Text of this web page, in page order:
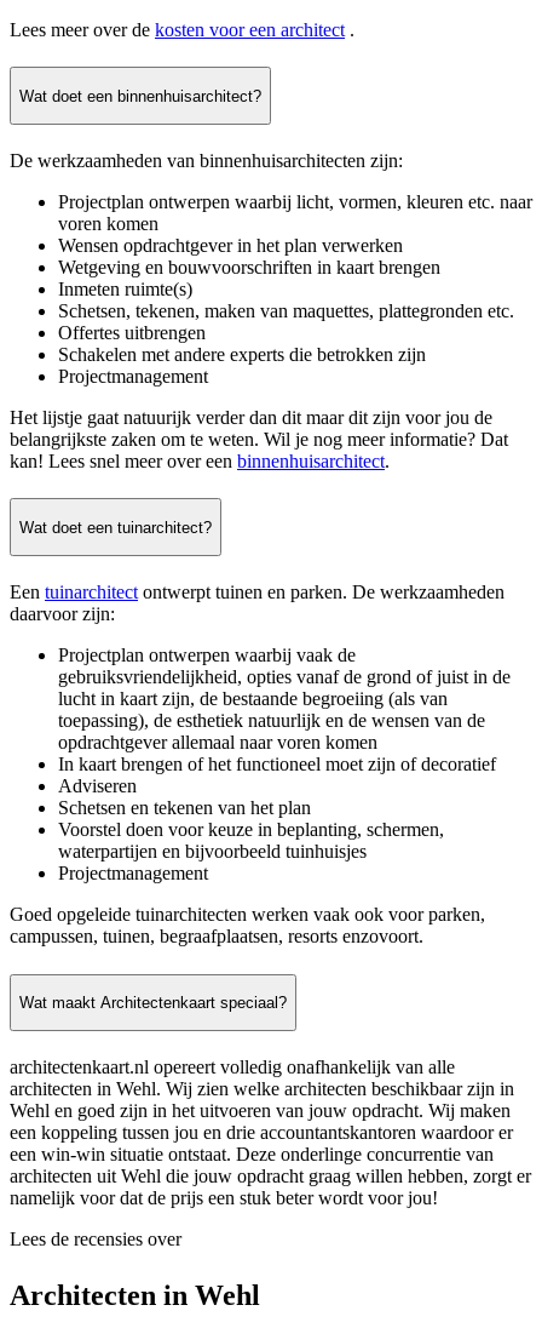
Lees meer over de kosten voor een architect .
Wat doet een binnenhuisarchitect?
De werkzaamheden van binnenhuisarchitecten zijn:
Projectplan ontwerpen waarbij licht, vormen, kleuren etc. naar
voren komen
Wensen opdrachtgever in het plan verwerken
Wetgeving en bouwvoorschriften in kaart brengen
Inmeten ruimte(s)
Schetsen, tekenen, maken van maquettes, plattegronden etc.
Offertes uitbrengen
Schakelen met andere experts die betrokken zijn
Projectmanagement
Het lijstje gaat natuurijk verder dan dit maar dit zijn voor jou de
belangrijkste zaken om te weten. Wil je nog meer informatie? Dat
kan! Lees snel meer over een binnenhuisarchitect.
Wat doet een tuinarchitect?
Een tuinarchitect ontwerpt tuinen en parken. De werkzaamheden
daarvoor zijn:
Projectplan ontwerpen waarbij vaak de
gebruiksvriendelijkheid, opties vanaf de grond of juist in de
lucht in kaart zijn, de bestaande begroeiing (als van
toepassing), de esthetiek natuurlijk en de wensen van de
opdrachtgever allemaal naar voren komen
In kaart brengen of het functioneel moet zijn of decoratief
Adviseren
Schetsen en tekenen van het plan
Voorstel doen voor keuze in beplanting, schermen,
waterpartijen en bijvoorbeeld tuinhuisjes
Projectmanagement
Goed opgeleide tuinarchitecten werken vaak ook voor parken,
campussen, tuinen, begraafplaatsen, resorts enzovoort.
Wat maakt Architectenkaart speciaal?
architectenkaart.nl opereert volledig onafhankelijk van alle
architecten in Wehl. Wij zien welke architecten beschikbaar zijn in
Wehl en goed zijn in het uitvoeren van jouw opdracht. Wij maken
een koppeling tussen jou en drie accountantskantoren waardoor er
een win-win situatie ontstaat. Deze onderlinge concurrentie van
architecten uit Wehl die jouw opdracht graag willen hebben, zorgt er
namelijk voor dat de prijs een stuk beter wordt voor jou!
Lees de recensies over
Architecten in Wehl